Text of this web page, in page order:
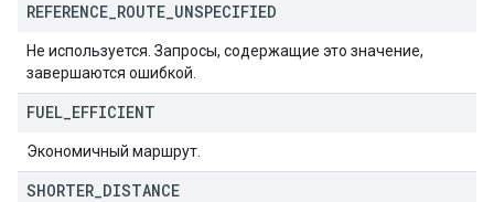
REFERENCE ROUTE UNSPECIFIED
Не используется. Запросы, содержащие это значение,
завершаются ошибкой.
FUEL EFFICIENT
Экономичный маршрут.
SHORTER DISTANCE